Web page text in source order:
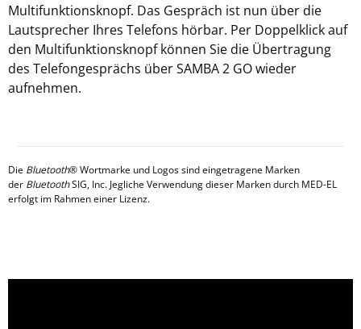
Multifunktionsknopf. Das Gespräch ist nun über die
Lautsprecher Ihres Telefons hörbar. Per Doppelklick auf
den Multifunktionsknopf können Sie die Übertragung
des Telefongesprächs über SAMBA 2 GO wieder
aufnehmen.
Die Bluetooth® Wortmarke und Logos sind eingetragene Marken
der BluetoothSIG, Inc. Jegliche Verwendung dieser Marken durch MED-EL
erfolgt im Rahmen einer Lizenz.